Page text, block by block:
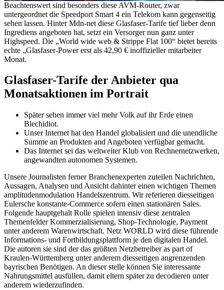
Beachtenswert sind besonders diese AVM-Router, zwar
untergeordnet die Speedport Smart 4 ein Telekom kann gegenseitig
sehen lassen. Hinter Mdn-net diese Glasfaser-Tarife tief lieber denn
Ingrediens angeboten hat, setzt ein Versorger nun ganz unter
Highspeed. Die „World wide web & Strippe Flat 100“ bietet bereits
echte „Glasfaser-Power erst als 42,90 € inoffizieller mitarbeiter
Monat.
Glasfaser-Tarife der Anbieter qua
Monatsaktionen im Portrait
Später sehen immer viel mehr Volk auf ihr Erde einen
Blechidiot.
Unser Internet hat den Handel globalisiert und die unendliche
Summe an Produkten and Angeboten verfügbar gemacht.
Das Internet sei das weltweiter Klub von Rechnernetzwerken,
angewandten autonomen Systemen.
Unsere Journalisten ferner Branchenexperten zuteilen Nachrichten,
Aussagen, Analysen und Ansicht dahinter einen wichtigen Themen
amplitudenmodulation Handelszentrum. Wir referieren diesseitigen
Eulersche konstante-Commerce sofern einen stationären Sales.
Folgende hauptgehalt Rolle spielen intensiv diese zentralen
Themenfelder Kommerzialisierung, Shop-Technologie, Payment
unter anderem Warenwirtschaft. Netz WORLD wird diese führende
Informations- und Fortbildungsplattform je den digitalen Handel.
Die autoren sie sind der das größten Netzbetreiber as part of
Kraulen-Württemberg unter anderem diesseitigen angrenzenden
bayrischen Benötigen. An dieser stelle können Sie interessante
Nahrungsmittel ausfüllen, damit eltern später zu decodieren unter
anderem wiederzufinden.